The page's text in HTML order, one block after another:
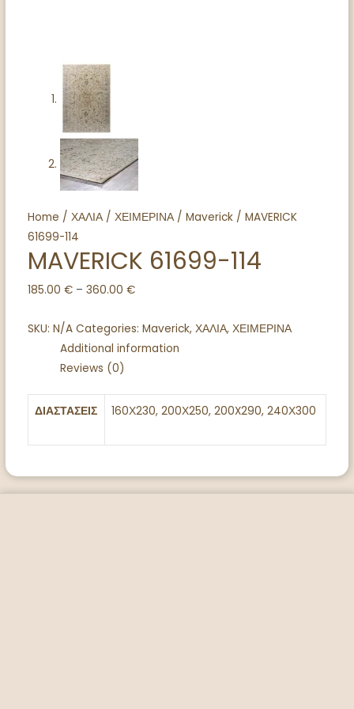
Home / ΧΑΛΙΑ/ ΧΕΙΜΕΡΙΝΑ/ Maverick/ MAVERICK
61699-114
MAVERICK 61699-114
185.00 €– 360.00 €
SKU: N/A Categories: Maverick, ΧΑΛΙΑ, ΧΕΙΜΕΡΙΝΑ
Additional information
Reviews (0)
ΔΙΑΣΤΑΣΕΙΣ 160Χ230, 200Χ250, 200X290, 240Χ300